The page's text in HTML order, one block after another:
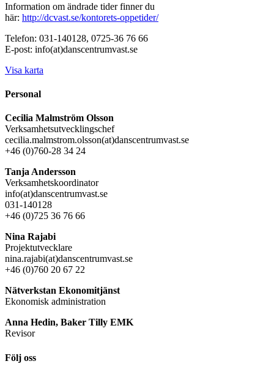
Information om ändrade tider finner du
här: http://dcvast.se/kontorets-oppetider/
Telefon: 031-140128, 0725-36 76 66
E-post: info(at)danscentrumvast.se
Visa karta
Personal
Cecilia Malmström Olsson
Verksamhetsutvecklingschef
cecilia.malmstrom.olsson(at)danscentrumvast.se
+46 (0)760-28 34 24
Tanja Andersson
Verksamhetskoordinator
info(at)danscentrumvast.se
031-140128
+46 (0)725 36 76 66
Nina Rajabi
Projektutvecklare
nina.rajabi(at)danscentrumvast.se
+46 (0)760 20 67 22
Nätverkstan Ekonomitjänst
Ekonomisk administration
Anna Hedin, Baker Tilly EMK
Revisor
Följ oss